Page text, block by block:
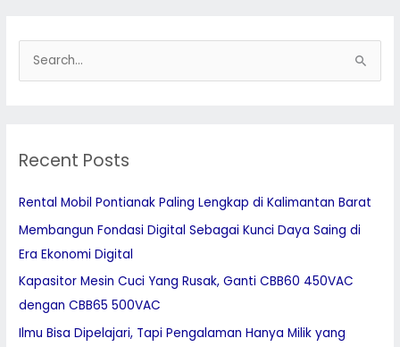
e
c
f
o
r
:
Recent Posts
Rental Mobil Pontianak Paling Lengkap di Kalimantan Barat
Membangun Fondasi Digital Sebagai Kunci Daya Saing di
Era Ekonomi Digital
Kapasitor Mesin Cuci Yang Rusak, Ganti CBB60 450VAC
dengan CBB65 500VAC
Ilmu Bisa Dipelajari, Tapi Pengalaman Hanya Milik yang